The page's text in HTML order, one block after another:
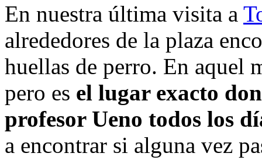
En nuestra última visita a
alrededores de la plaza
huellas de perro. En aquel
pero es el lugar exacto
profesor Ueno todos los
a encontrar si alguna vez